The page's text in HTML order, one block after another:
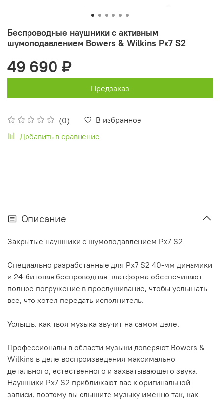
Беспроводные наушники с активным
шумоподавлением Bowers & Wilkins Px7 S2
(0)
В избранное
Добавить в сравнение
49 690 ₽
Предзаказ
Описание
Закрытые наушники с шумоподавлением Px7 S2
Специально разработанные для Px7 S2 40-мм динамики
и 24-битовая беспроводная платформа обеспечивают
полное погружение в прослушивание, чтобы услышать
все, что хотел передать исполнитель.
Услышь, как твоя музыка звучит на самом деле.
Профессионалы в области музыки доверяют Bowers &
Wilkins в деле воспроизведения максимально
детального, естественного и захватывающего звука.
Наушники Px7 S2 приближают вас к оригинальной
записи, поэтому вы слышите музыку именно так, как